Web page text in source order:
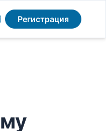
Регистрация